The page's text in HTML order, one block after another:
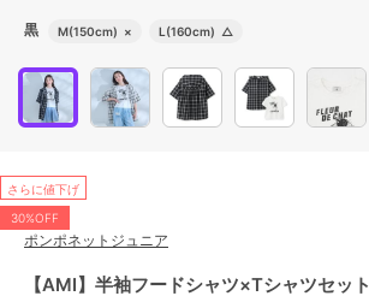
黒 M(150cm) × L(160cm) △
さらに値下げ
30%OFF
ポンポネットジュニア
【AMI】半袖フードシャツ×Tシャツセット